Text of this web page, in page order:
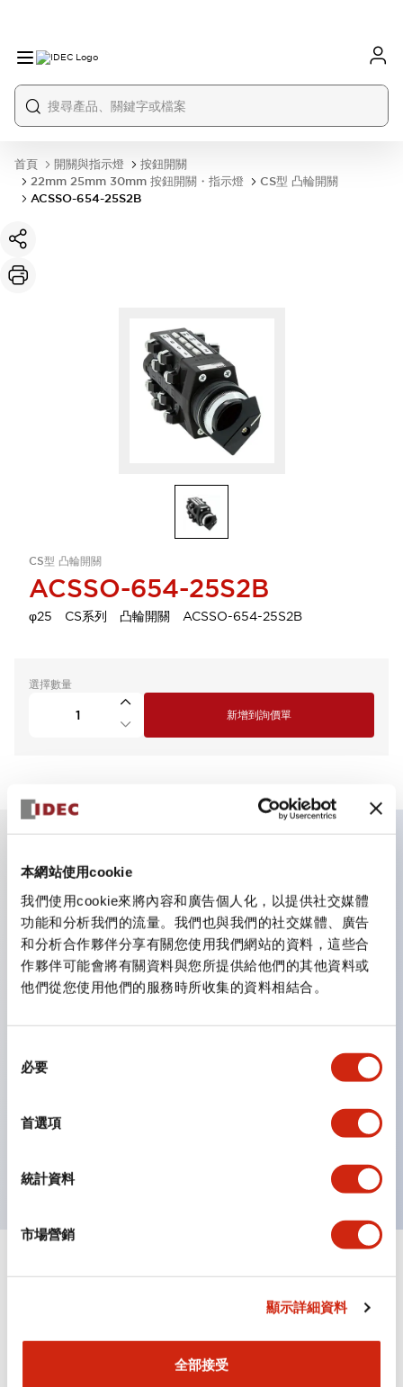
本網站使用cookie
我們使用cookie來將內容和廣告個人化，以提供社交媒體
功能和分析我們的流量。我們也與我們的社交媒體、廣告
和分析合作夥伴分享有關您使用我們網站的資料，這些合
作夥伴可能會將有關資料與您所提供給他們的其他資料或
他們從您使用他們的服務時所收集的資料相結合。
必要
首選項
統計資料
市場營銷
顯示詳細資料
全部接受
首頁 開關與指示燈
按鈕開關
22mm 25mm 30mm 按鈕開關・指示燈
CS型 凸輪開關
ACSSO-654-25S2B
CS型 凸輪開關
ACSSO-654-25S2B
φ25 CS系列 凸輪開關 ACSSO-654-25S2B
選擇數量
新增到詢價單
主要特點
CS型凸輪開關是方便用於設備的開關和切換，適用範圍廣
泛的操作開關器。
提供72種標準迴路
透過6種形式與接點模組段數的組合，可實現各種接點構
造。
配備可確認接點狀態的指示燈，並提供手柄操作型、鑰匙
手柄可從6種中選擇
文件和檔案
型錄和宣傳手冊 CAD檔 認證與標準